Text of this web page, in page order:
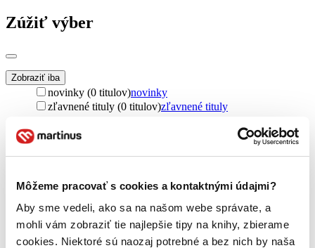
Môžeme pracovať s cookies a kontaktnými údajmi?
Aby sme vedeli, ako sa na našom webe správate, a
mohli vám zobraziť tie najlepšie tipy na knihy, zbierame
cookies. Niektoré sú naozaj potrebné a bez nich by naša
Zúžiť výber
Zobraziť iba
novinky (0 titulov)novinky
zľavnené tituly (0 titulov)zľavnené tituly
Dostupnosť
na centrálnom sklade
predpredaj (0 titulov)predpredaj
dostupná (bez vypredaných) (0 titulov)dostupná (bez
vypredaných)
Nové / čítané
nová (0 titulov)nová